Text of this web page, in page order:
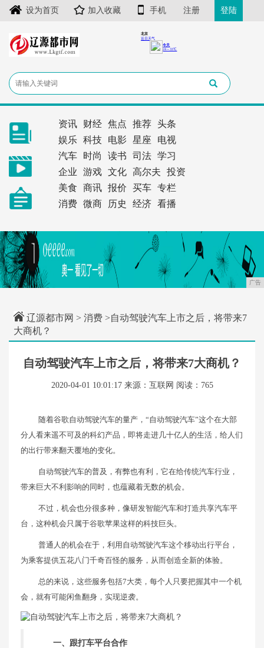
设为首页 加入收藏 手机 注册 登陆
资讯 财经 焦点 推荐
头条
娱乐
科技 电影 星座
电视
汽车
时尚 读书 司法
学习
企业
游戏 文化 高尔夫
投资
美食
商讯 报价 买车
专栏
消费
微商 历史 经济 看播
广告
辽源都市网 > 消费 >自动驾驶汽车上市之后，将带来7
大商机？
自动驾驶汽车上市之后，将带来7大商机？
2020-04-01 10:01:17 来源：互联网 阅读：765
随着谷歌自动驾驶汽车的量产，“自动驾驶汽车”这个在大部
分人看来遥不可及的科幻产品，即将走进几十亿人的生活，给人们
的出行带来翻天覆地的变化。
自动驾驶汽车的普及，有弊也有利，它在给传统汽车行业，
带来巨大不利影响的同时，也蕴藏着无数的机会。
不过，机会也分很多种，像研发智能汽车和打造共享汽车平
台，这种机会只属于谷歌苹果这样的科技巨头。
普通人的机会在于，利用自动驾驶汽车这个移动出行平台，
为乘客提供五花八门千奇百怪的服务，从而创造全新的体验。
总的来说，这些服务包括7大类，每个人只要把握其中一个机
会，就有可能闲鱼翻身，实现逆袭。
一、跟打车平台合作